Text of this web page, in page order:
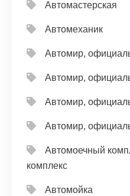
Автомастерская
Автомеханик
Автомир,
Автомир,
Автомир,
Автомир,
Автомоечный
комплекс
Автомойка